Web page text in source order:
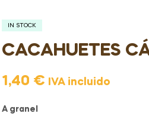
IN STOCK
CACAHUETES
1,40 € IVA incluido
A granel